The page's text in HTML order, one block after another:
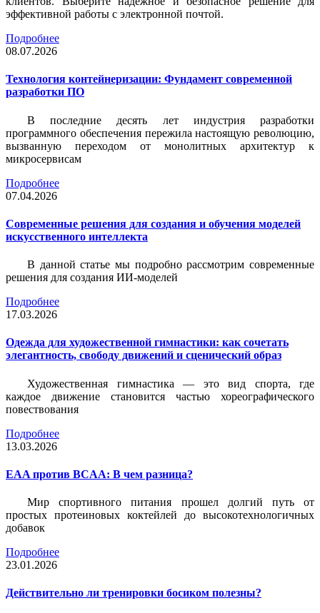
эффективной работы с электронной почтой.
Подробнее
08.07.2026
Технология контейнеризации: Фундамент современной
разработки ПО
В последние десять лет индустрия разработки
программного обеспечения пережила настоящую революцию,
вызванную переходом от монолитных архитектур к
микросервисам
Подробнее
07.04.2026
Современные решения для создания и обучения моделей
искусственного интеллекта
В данной статье мы подробно рассмотрим современные
решения для создания ИИ-моделей
Подробнее
17.03.2026
Одежда для художественной гимнастики: как сочетать
элегантность, свободу движений и сценический образ
Художественная гимнастика — это вид спорта, где
каждое движение становится частью хореографического
повествования
Подробнее
13.03.2026
EAA против BCAA: В чем разница?
Мир спортивного питания прошел долгий путь от
простых протеиновых коктейлей до высокотехнологичных
добавок
Подробнее
23.01.2026
Действительно ли тренировки босиком полезны?